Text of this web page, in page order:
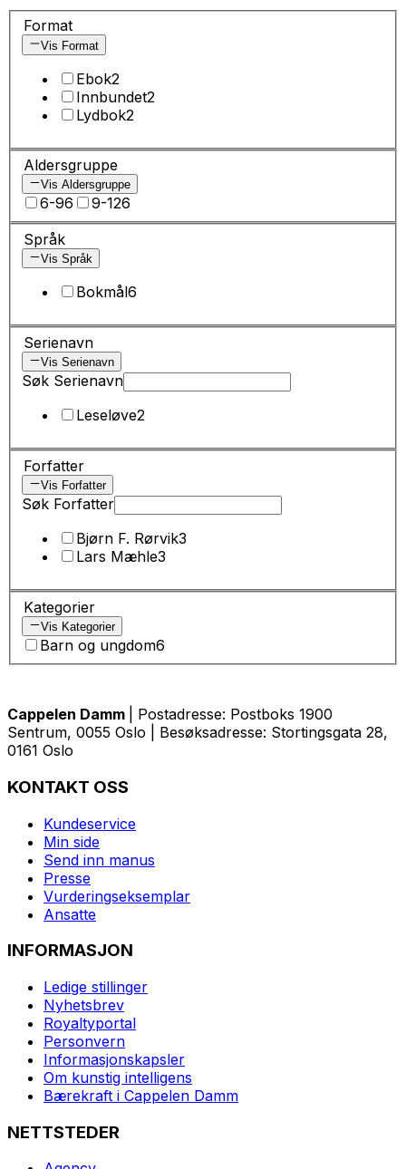
Format
Vis Format
Ebok2
Innbundet2
Lydbok2
Aldersgruppe
Vis Aldersgruppe
6-96 9-126
Språk
Vis Språk
Bokmål6
Serienavn
Vis Serienavn
Søk Serienavn
Leseløve2
Forfatter
Vis Forfatter
Søk Forfatter
Bjørn F. Rørvik3
Lars Mæhle3
Kategorier
Vis Kategorier
Barn og ungdom6
Cappelen Damm
| Postadresse: Postboks 1900
Sentrum, 0055 Oslo | Besøksadresse: Stortingsgata 28,
0161 Oslo
KONTAKT OSS
Kundeservice
Min side
Send inn manus
Presse
Vurderingseksemplar
Ansatte
INFORMASJON
Ledige stillinger
Nyhetsbrev
Royaltyportal
Personvern
Informasjonskapsler
Om kunstig intelligens
Bærekraft i Cappelen Damm
NETTSTEDER